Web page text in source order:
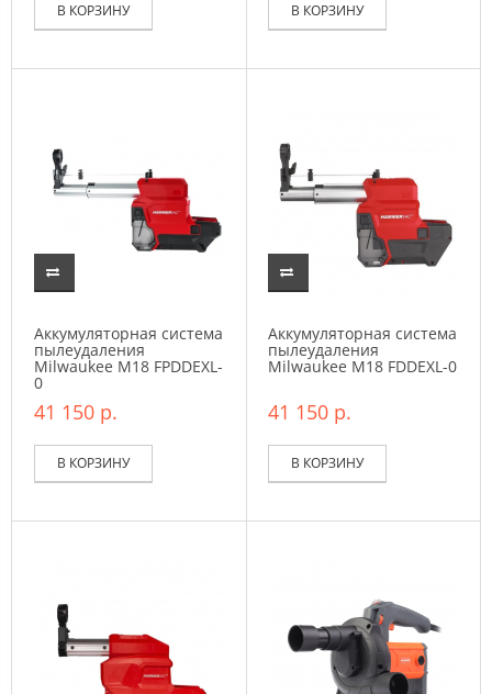
В КОРЗИНУ В КОРЗИНУ
Аккумуляторная система
пылеудаления
Milwaukee M18 FPDDEXL-
0
41 150 р.
В КОРЗИНУ
Аккумуляторная система
пылеудаления
Milwaukee M18 FDDEXL-0
41 150 р.
В КОРЗИНУ